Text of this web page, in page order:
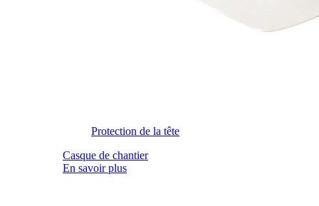
Protection de la tête
Casque de chantier
En savoir plus